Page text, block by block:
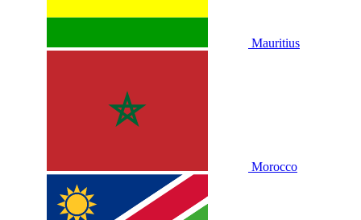
Mauritius
Morocco